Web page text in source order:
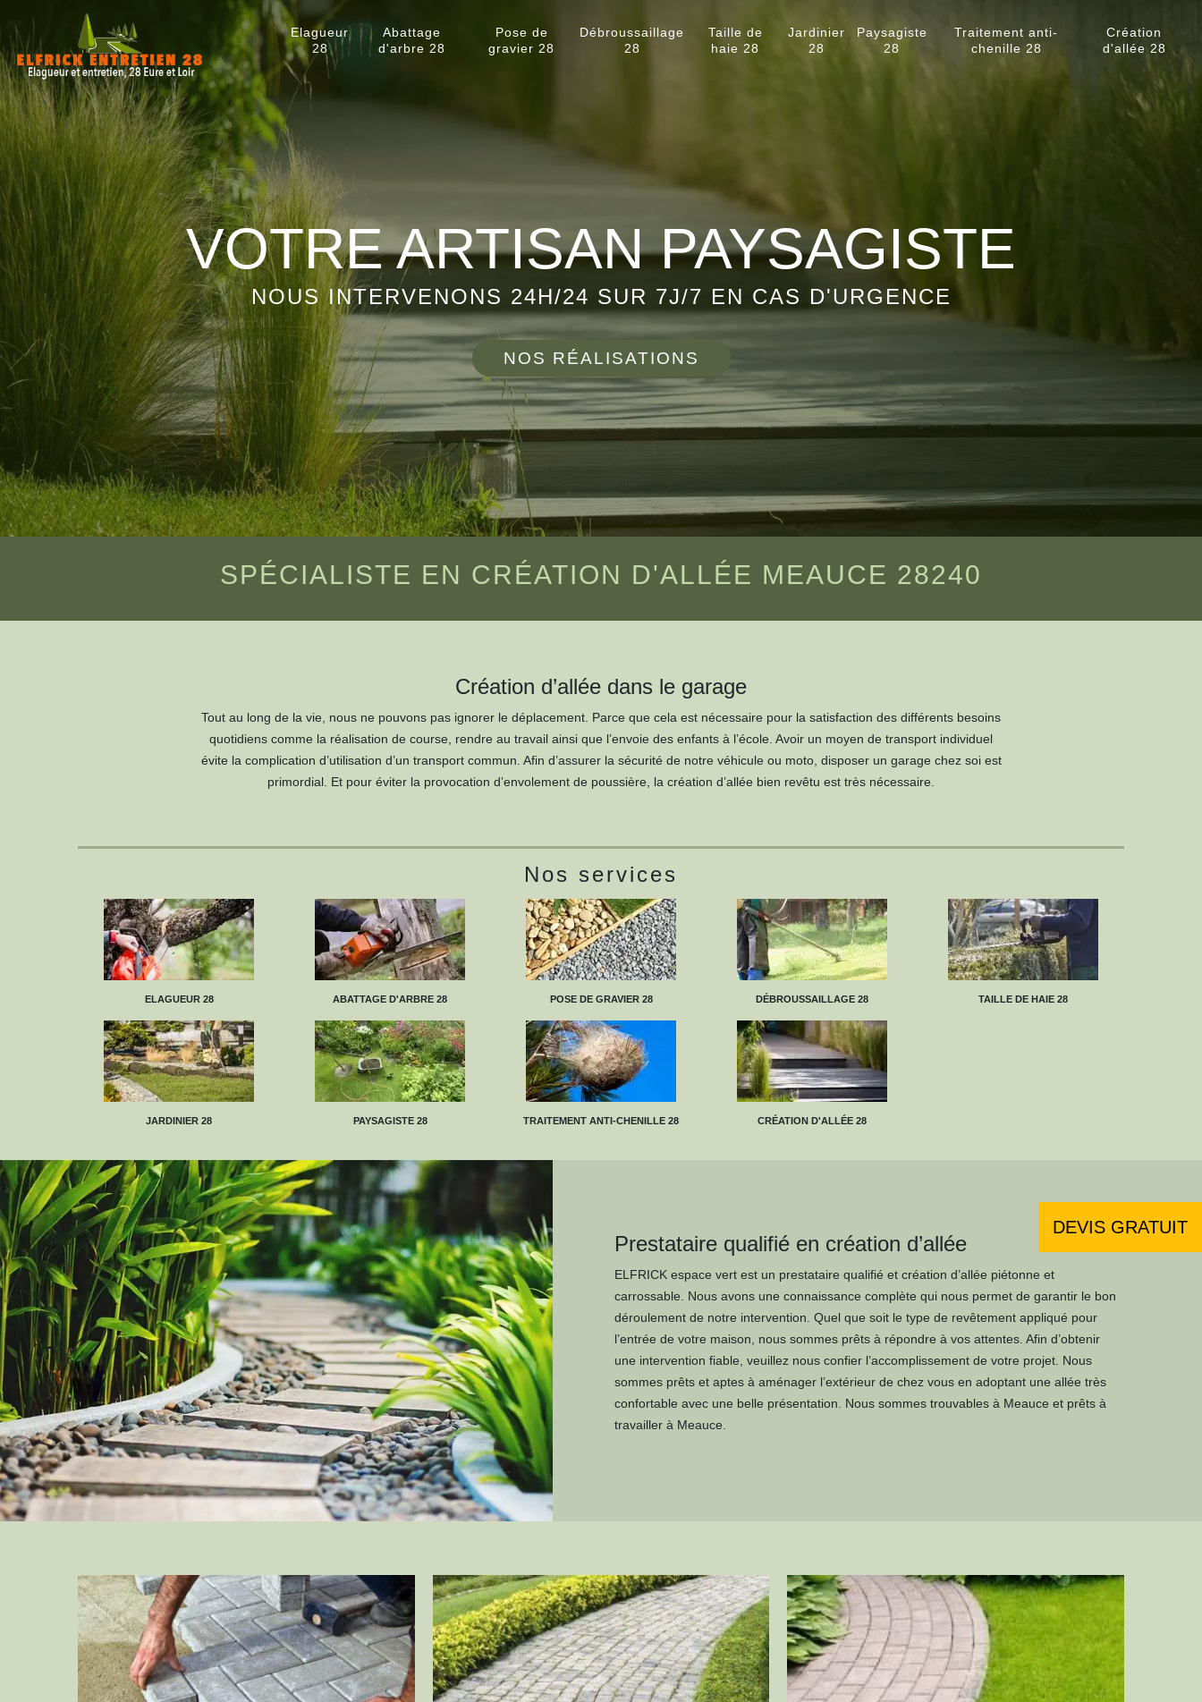
Elagueur
28
Abattage
d'arbre 28
Pose de
gravier 28
Débroussaillage
28
Taille de
haie 28
Jardinier
28
Paysagiste
28
Traitement anti-
chenille 28
Création
d'allée 28
VOTRE ARTISAN PAYSAGISTE
NOUS INTERVENONS 24H/24 SUR 7J/7 EN CAS D'URGENCE
NOS RÉALISATIONS
DEVIS GRATUIT
SPÉCIALISTE EN CRÉATION D'ALLÉE MEAUCE 28240
Création d’allée dans le garage
Tout au long de la vie, nous ne pouvons pas ignorer le déplacement. Parce que cela est nécessaire pour la satisfaction des différents besoins
quotidiens comme la réalisation de course, rendre au travail ainsi que l’envoie des enfants à l’école. Avoir un moyen de transport individuel
évite la complication d’utilisation d’un transport commun. Afin d’assurer la sécurité de notre véhicule ou moto, disposer un garage chez soi est
primordial. Et pour éviter la provocation d’envolement de poussière, la création d’allée bien revêtu est très nécessaire.
Nos services
ELAGUEUR 28 ABATTAGE D'ARBRE 28 POSE DE GRAVIER 28 DÉBROUSSAILLAGE 28 TAILLE DE HAIE 28
JARDINIER 28 PAYSAGISTE 28 TRAITEMENT ANTI-CHENILLE 28 CRÉATION D'ALLÉE 28
Prestataire qualifié en création d’allée
ELFRICK espace vert est un prestataire qualifié et création d’allée piétonne et
carrossable. Nous avons une connaissance complète qui nous permet de garantir le bon
déroulement de notre intervention. Quel que soit le type de revêtement appliqué pour
l’entrée de votre maison, nous sommes prêts à répondre à vos attentes. Afin d’obtenir
une intervention fiable, veuillez nous confier l’accomplissement de votre projet. Nous
sommes prêts et aptes à aménager l’extérieur de chez vous en adoptant une allée très
confortable avec une belle présentation. Nous sommes trouvables à Meauce et prêts à
travailler à Meauce.